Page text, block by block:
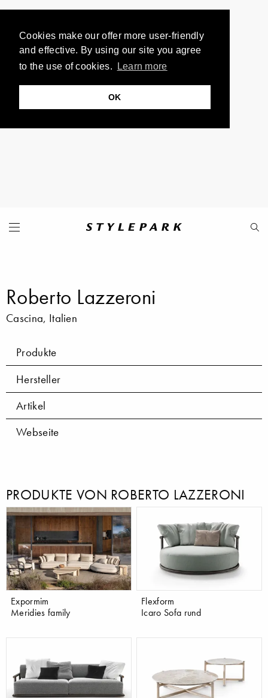
Cookies make our offer more user-friendly
and effective. By using our site you agree
to the use of cookies.
Learn more
OK
Roberto Lazzeroni
Cascina, Italien
Produkte
Hersteller
Artikel
Webseite
PRODUKTE VON ROBERTO LAZZERONI
Expormim
Meridies family
Flexform
Icaro Sofa rund